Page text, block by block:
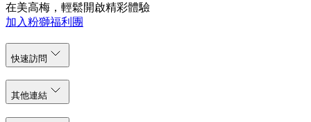
在美高梅，輕鬆開啟精彩體驗
加入粉獅福利團
快速訪問
其他連結